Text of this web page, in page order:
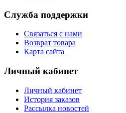
Служба поддержки
Связаться с нами
Возврат товара
Карта сайта
Личный кабинет
Личный кабинет
История заказов
Рассылка новостей